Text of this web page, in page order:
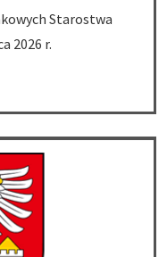
Starostwa
2026 r.
internetowy